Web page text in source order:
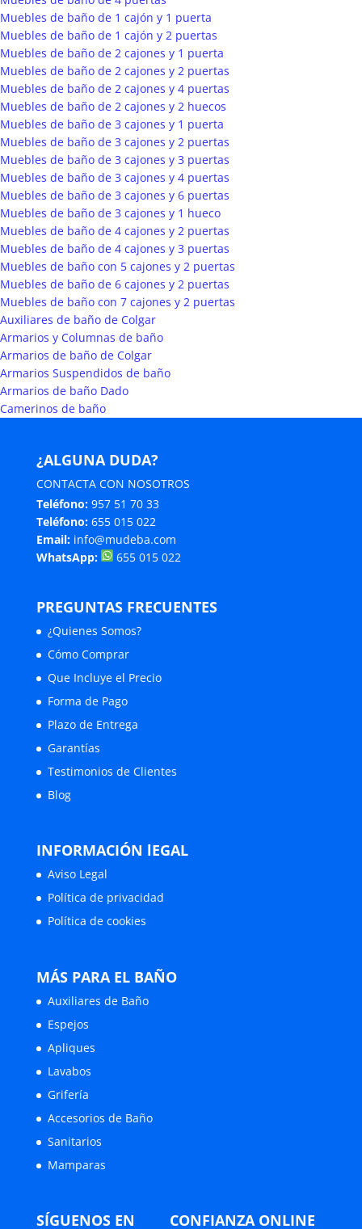
Muebles de baño de 1 cajón y 1 puerta
Muebles de baño de 1 cajón y 2 puertas
Muebles de baño de 2 cajones y 1 puerta
Muebles de baño de 2 cajones y 2 puertas
Muebles de baño de 2 cajones y 4 puertas
Muebles de baño de 2 cajones y 2 huecos
Muebles de baño de 3 cajones y 1 puerta
Muebles de baño de 3 cajones y 2 puertas
Muebles de baño de 3 cajones y 3 puertas
Muebles de baño de 3 cajones y 4 puertas
Muebles de baño de 3 cajones y 6 puertas
Muebles de baño de 3 cajones y 1 hueco
Muebles de baño de 4 cajones y 2 puertas
Muebles de baño de 4 cajones y 3 puertas
Muebles de baño con 5 cajones y 2 puertas
Muebles de baño de 6 cajones y 2 puertas
Muebles de baño con 7 cajones y 2 puertas
Auxiliares de baño de Colgar
Armarios y Columnas de baño
Armarios de baño de Colgar
Armarios Suspendidos de baño
Armarios de baño Dado
Camerinos de baño
¿ALGUNA DUDA?
CONTACTA CON NOSOTROS
Teléfono: 957 51 70 33
Teléfono: 655 015 022
Email: info@mudeba.com
WhatsApp:
655 015 022
PREGUNTAS FRECUENTES
¿Quienes Somos?
Cómo Comprar
Que Incluye el Precio
Forma de Pago
Plazo de Entrega
Garantías
Testimonios de Clientes
Blog
INFORMACIÓN lEGAL
Aviso Legal
Política de privacidad
Política de cookies
MÁS PARA EL BAÑO
Auxiliares de Baño
Espejos
Apliques
Lavabos
Grifería
Accesorios de Baño
Sanitarios
Mamparas
SÍGUENOS EN CONFIANZA ONLINE